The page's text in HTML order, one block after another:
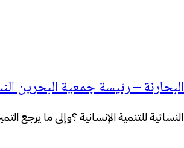
– رئيسة جمعية البحرين
للتنمية الإنسانية ؟وإلى ما يرجع